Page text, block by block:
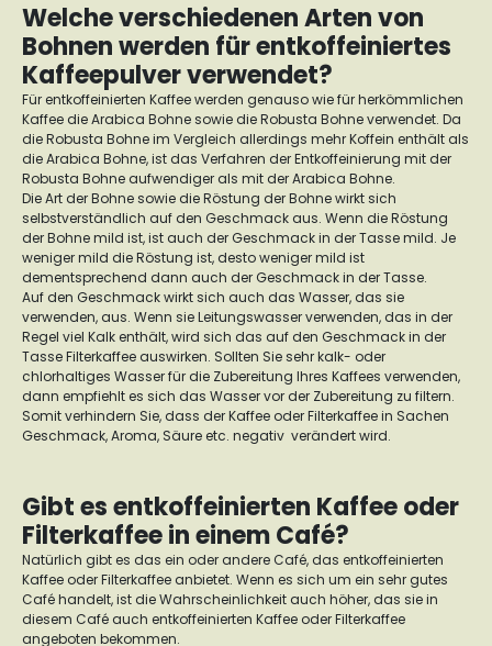
Welche verschiedenen Arten von
Bohnen werden für entkoffeiniertes
Kaffeepulver verwendet?
Für entkoffeinierten Kaffee werden genauso wie für herkömmlichen
Kaffee die Arabica Bohne sowie die Robusta Bohne verwendet. Da
die Robusta Bohne im Vergleich allerdings mehr Koffein enthält als
die Arabica Bohne, ist das Verfahren der Entkoffeinierung mit der
Robusta Bohne aufwendiger als mit der Arabica Bohne.
Die Art der Bohne sowie die Röstung der Bohne wirkt sich
selbstverständlich auf den Geschmack aus. Wenn die Röstung
der Bohne mild ist, ist auch der Geschmack in der Tasse mild. Je
weniger mild die Röstung ist, desto weniger mild ist
dementsprechend dann auch der Geschmack in der Tasse.
Auf den Geschmack wirkt sich auch das Wasser, das sie
verwenden, aus. Wenn sie Leitungswasser verwenden, das in der
Regel viel Kalk enthält, wird sich das auf den Geschmack in der
Tasse Filterkaffee auswirken. Sollten Sie sehr kalk- oder
chlorhaltiges Wasser für die Zubereitung Ihres Kaffees verwenden,
dann empfiehlt es sich das Wasser vor der Zubereitung zu filtern.
Somit verhindern Sie, dass der Kaffee oder Filterkaffee in Sachen
Geschmack, Aroma, Säure etc. negativ verändert wird.
Gibt es entkoffeinierten Kaffee oder
Filterkaffee in einem Café?
Natürlich gibt es das ein oder andere Café, das entkoffeinierten
Kaffee oder Filterkaffee anbietet. Wenn es sich um ein sehr gutes
Café handelt, ist die Wahrscheinlichkeit auch höher, das sie in
diesem Café auch entkoffeinierten Kaffee oder Filterkaffee
angeboten bekommen.